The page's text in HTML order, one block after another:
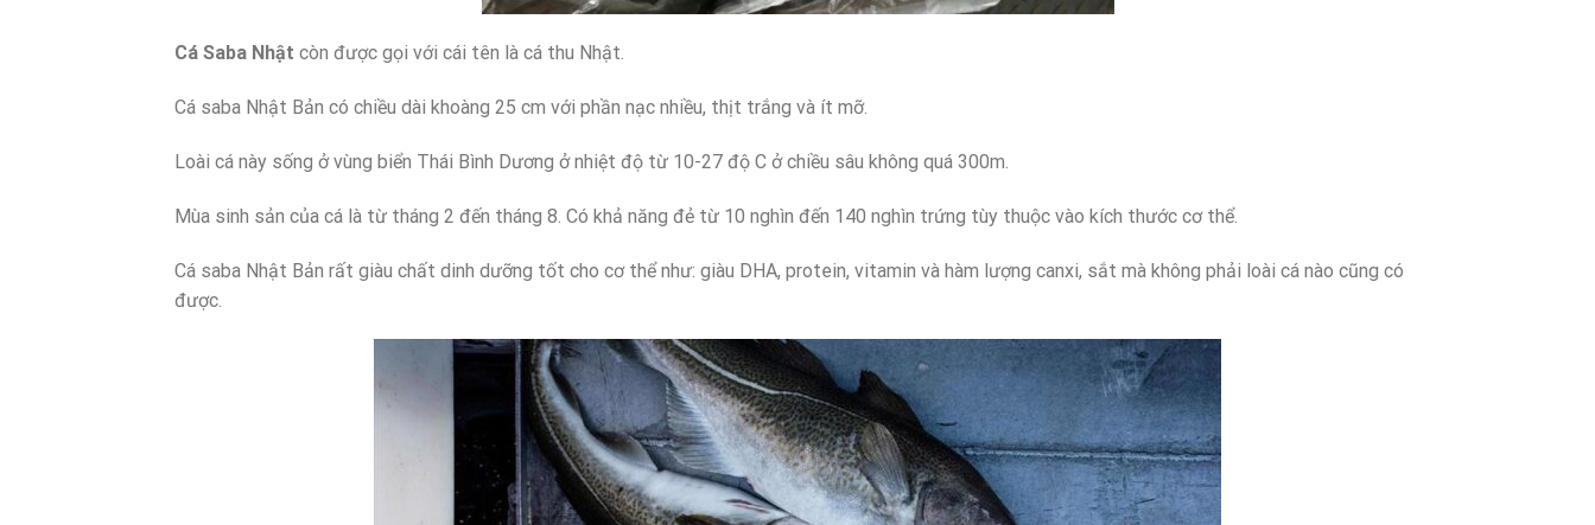
Cá Saba Nhật còn được gọi với cái tên là cá thu Nhật.
Cá saba Nhật Bản có chiều dài khoàng 25 cm với phần nạc nhiều, thịt trắng và ít mỡ.
Loài cá này sống ở vùng biển Thái Bình Dương ở nhiệt độ từ 10-27 độ C ở chiều sâu không quá 300m.
Mùa sinh sản của cá là từ tháng 2 đến tháng 8. Có khả năng đẻ từ 10 nghìn đến 140 nghìn trứng tùy thuộc vào kích thước cơ thể.
Cá saba Nhật Bản rất giàu chất dinh dưỡng tốt cho cơ thể như: giàu DHA, protein, vitamin và hàm lượng canxi, sắt mà không phải loài cá nào cũng có
được.